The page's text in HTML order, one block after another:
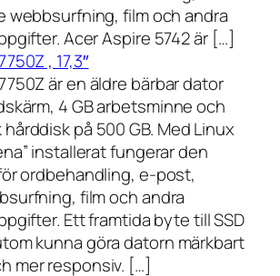
webbsurfning, film och andra
Acer Aspire 5742 är […]
, 17,3″
är en äldre bärbar dator
4 GB arbetsminne och
på 500 GB. Med Linux
installerat fungerar den
ordbehandling, e-post,
film och andra
Ett framtida byte till SSD
kunna göra datorn märkbart
mer responsiv. […]